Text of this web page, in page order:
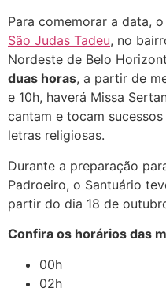
Para comemorar a data, o
São Judas Tadeu, no
Nordeste de Belo
duas horas, a partir de
e 10h, haverá Missa
cantam e tocam
letras religiosas.
Durante a preparação
Padroeiro, o Santuário
partir do dia 18 de
Confira os horários das
00h
02h